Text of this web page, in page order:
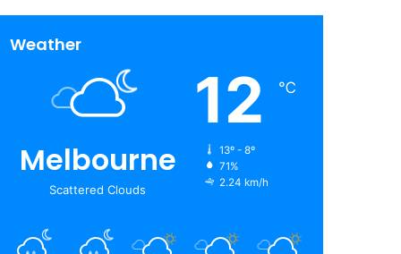
Weather
Melbourne
Scattered Clouds
12 ℃
13º - 8º
71%
2.24 km/h